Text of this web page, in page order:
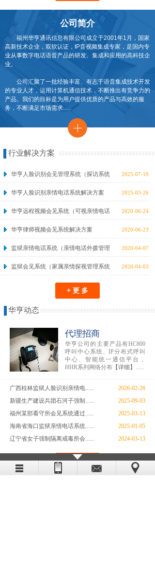
公司简介
福州华亨通讯信息有限公司成立于2001年1月，国家
高新技术企业，双软认证，IP音视频集成专家，是国内专
业从事数字电话语音产品的研发、集成和应用的高科技企
业。
公司汇聚了一批经验丰富、有志于语音集成技术开发
的专业人才，运用计算机通信技术，不断推出有竞争力的
产品。我们的目标是为用户提供优质的产品与高效的服
务，不断满足市场需求.....
行业解决方案
华亨人脸识别会见管理系统（探访系统 2025-07-19
华亨人脸识别亲情电话系统解决方案 2025-03-26
华亨远程视频会见系统（可视亲情电话 2020-06-24
华亨律师视频会见系统解决方案 2020-06-23
监狱亲情电话系统（亲情电话外拨管理 2020-04-07
监狱会见系统（家属亲情探视管理系统 2020-04-03
+ 更 多
华亨动态
代理招商
华亨公司的主要产品有HC800
呼叫中心系统、IP分布式呼叫
中心、智能统一通信平台，
HHR系列网络分布 【详细】 ......
广西桂林监狱人脸识别亲情电......
2026-02-26
新疆生产建设兵团石河子强制......
2025-09-03
福州某部看守所会见系统通过......
2025-03-13
海南省海口监狱亲情电话系统......
2025-01-05
辽宁省女子强制隔离戒毒所会......
2024-03-13
+ 更 多